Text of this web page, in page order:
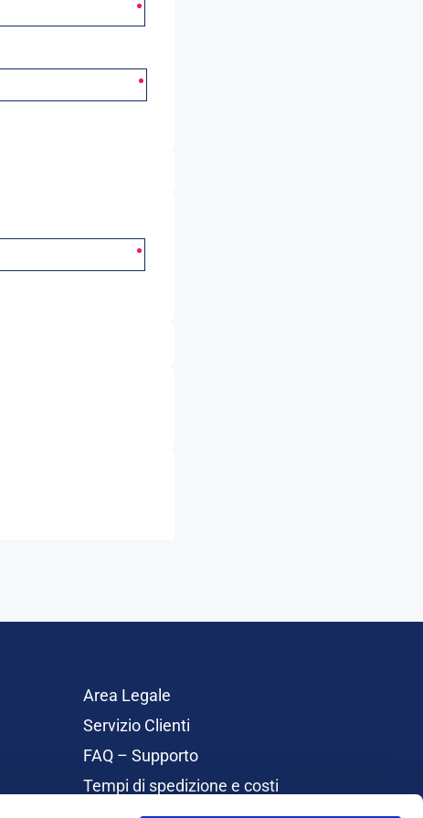
Area Legale
Servizio Clienti
FAQ – Supporto
Tempi di spedizione e costi